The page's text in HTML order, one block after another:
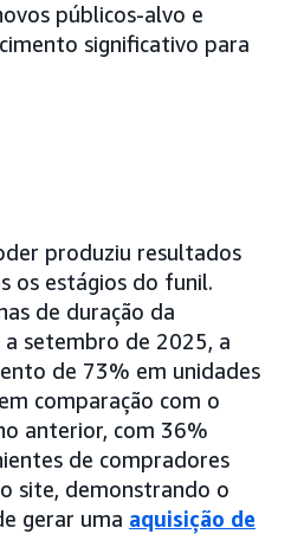
públicos-alvo e
significativo para
produziu resultados
os estágios do funil.
de duração da
setembro de 2025, a
de 73% em unidades
comparação com o
anterior, com 36%
de compradores
site, demonstrando o
gerar uma aquisição de